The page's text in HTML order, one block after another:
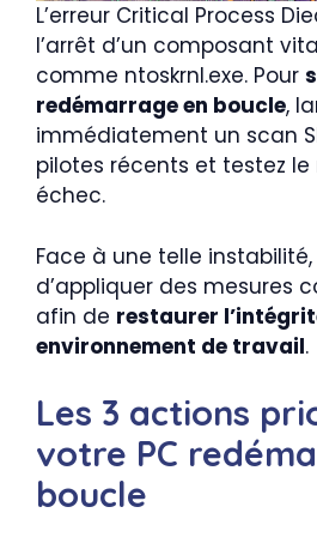
L’erreur Critical Process
l’arrêt d’un composant
comme ntoskrnl.exe. Pour
redémarrage en boucle,
immédiatement un scan
pilotes récents et testez
échec.
Face à une telle
d’appliquer des mesures
afin de restaurer
environnement de travail.
Les 3 actions
votre PC
boucle